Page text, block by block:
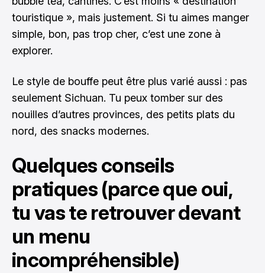
touristique », mais justement. Si tu aimes manger
simple, bon, pas trop cher, c’est une zone à
explorer.
Le style de bouffe peut être plus varié aussi : pas
seulement Sichuan. Tu peux tomber sur des
nouilles d’autres provinces, des petits plats du
nord, des snacks modernes.
Quelques conseils
pratiques (parce que oui,
tu vas te retrouver devant
un menu
incompréhensible)